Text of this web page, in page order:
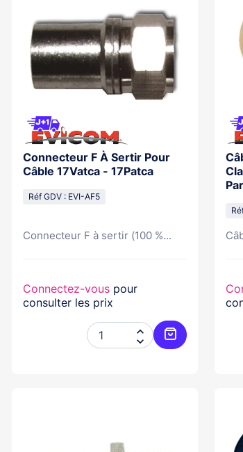
Connecteur F À Sertir Pour
Câble 17Vatca - 17Patca
Réf GDV : EVI-AF5
Connecteur F à sertir (100 %...
Connectez-vouspour
consulter les prix


Ajouter au